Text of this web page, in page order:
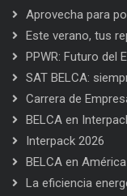
Aprovecha para
Este verano, tus
PPWR: Futuro del
SAT BELCA:
Carrera de
BELCA en
Interpack 2026
BELCA en
La eficiencia